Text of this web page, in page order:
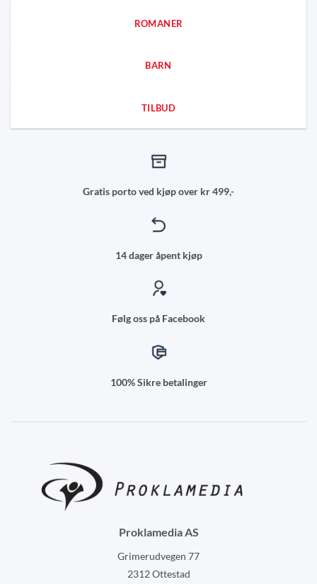
ROMANER
BARN
TILBUD
Gratis porto ved kjøp over kr 499,-
14 dager åpent kjøp
Følg oss på Facebook
100% Sikre betalinger
Proklamedia AS
Grimerudvegen 77
2312 Ottestad